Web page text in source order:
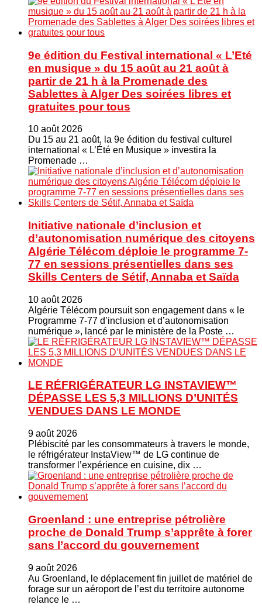
9e édition du Festival international « L’Eté
en musique » du 15 août au 21 août à
partir de 21 h à la Promenade des
Sablettes à Alger Des soirées libres et
gratuites pour tous
10 août 2026
Du 15 au 21 août, la 9e édition du festival culturel
international « L’Été en Musique » investira la
Promenade …
Initiative nationale d’inclusion et
d’autonomisation numérique des citoyens
Algérie Télécom déploie le programme 7-
77 en sessions présentielles dans ses
Skills Centers de Sétif, Annaba et Saïda
10 août 2026
Algérie Télécom poursuit son engagement dans « le
Programme 7-77 d’inclusion et d’autonomisation
numérique », lancé par le ministère de la Poste …
LE RÉFRIGÉRATEUR LG INSTAVIEW™
DÉPASSE LES 5,3 MILLIONS D’UNITÉS
VENDUES DANS LE MONDE
9 août 2026
Plébiscité par les consommateurs à travers le monde,
le réfrigérateur InstaView™ de LG continue de
transformer l’expérience en cuisine, dix …
Groenland : une entreprise pétrolière
proche de Donald Trump s’apprête à forer
sans l’accord du gouvernement
9 août 2026
Au Groenland, le déplacement fin juillet de matériel de
forage sur un aéroport de l’est du territoire autonome
relance le …